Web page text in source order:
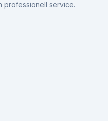
professionell service.